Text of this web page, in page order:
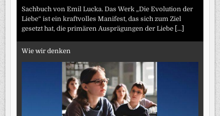
Sachbuch von Emil Lucka. Das Werk „Die Evolution der
Liebe“ ist ein kraftvolles Manifest, das sich zum Ziel
gesetzt hat, die primären Ausprägungen der Liebe [...]
Wie wir denken